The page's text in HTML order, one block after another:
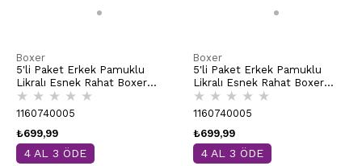
Boxer
5'li Paket Erkek Pamuklu
Likralı Esnek Rahat Boxer
Şort | Mavi K11226
★ ★ ★ ★ ★
1160740005
₺699,99
4 AL 3 ÖDE
Boxer
5'li Paket Erkek Pamuklu
Likralı Esnek Rahat Boxer
Şort | Antrasit K11226
★ ★ ★ ★ ★
1160740005
₺699,99
4 AL 3 ÖDE